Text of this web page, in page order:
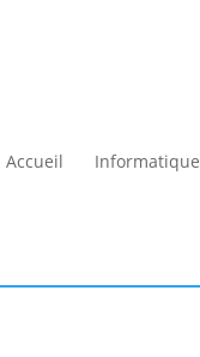
Accueil Informatique